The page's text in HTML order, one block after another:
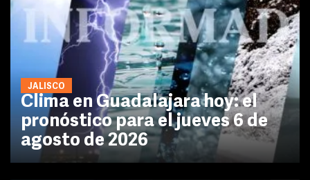
JALISCO
Clima en Guadalajara hoy: el
pronóstico para el jueves 6 de
agosto de 2026